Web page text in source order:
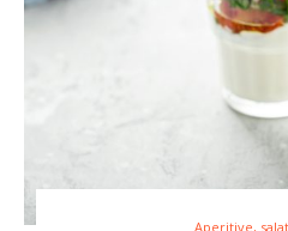
Aperitive,